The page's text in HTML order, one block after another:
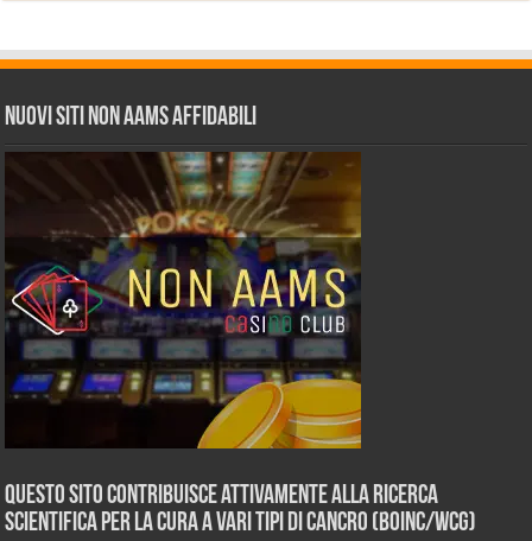
Nuovi siti non AAMS affidabili
Questo sito contribuisce attivamente alla ricerca
scientifica per la cura a vari tipi di Cancro (BOINC/WCG)